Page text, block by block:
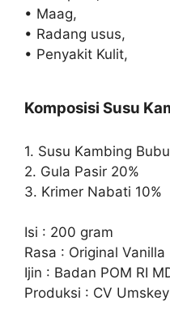
• Maag,
• Radang usus,
• Penyakit Kulit,
Komposisi Susu
1. Susu Kambing
2. Gula Pasir 20%
3. Krimer Nabati 10%
Isi : 200 gram
Rasa : Original Vanilla
Ijin : Badan POM RI
Produksi : CV